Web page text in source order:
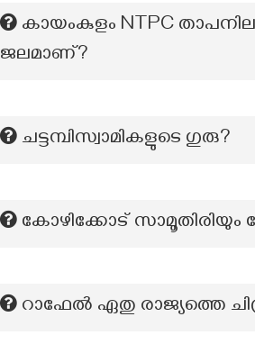
കായംകുളം NTPC
ജലമാണ്?
ചട്ടമ്പിസ്വാമികളുടെ ഗുരു?
കോഴിക്കോട് സാമൂതിരിയും
റാഫേൽ ഏതു രാജ്യത്തെ